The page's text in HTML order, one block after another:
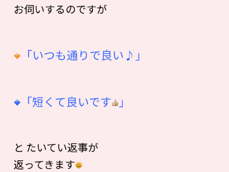
お伺いするのですが
「いつも通りで良い♪」
「短くて良いです 」
と たいてい返事が
返ってきます